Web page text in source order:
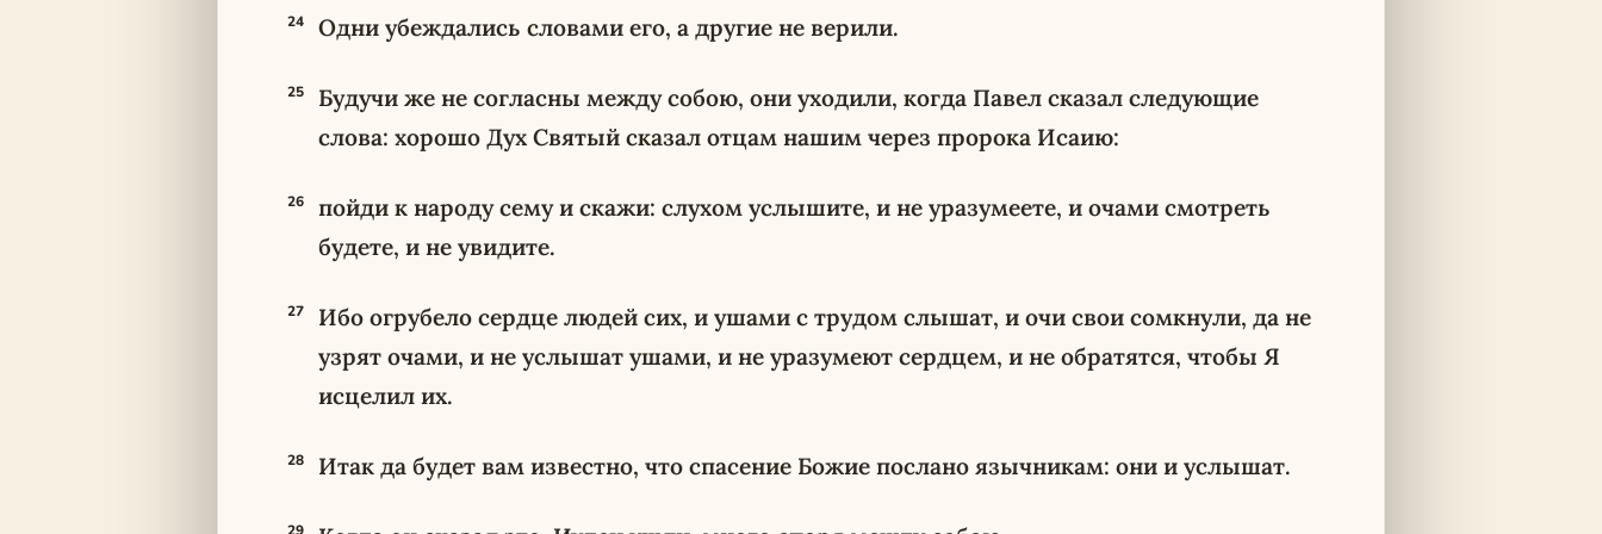
24 Одни убеждались словами его, а другие не верили.
25
Будучи же не согласны между собою, они уходили, когда Павел сказал следующие
слова: хорошо Дух Святый сказал отцам нашим через пророка Исаию:
26
пойди к народу сему и скажи: слухом услышите, и не уразумеете, и очами смотреть
будете, и не увидите.
27
Ибо огрубело сердце людей сих, и ушами с трудом слышат, и очи свои сомкнули, да не
узрят очами, и не услышат ушами, и не уразумеют сердцем, и не обратятся, чтобы Я
исцелил их.
28 Итак да будет вам известно, что спасение Божие послано язычникам: они и услышат.
29